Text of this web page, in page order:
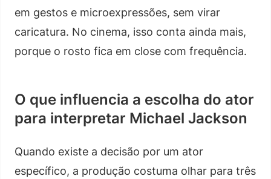
em gestos e microexpressões, sem virar
caricatura. No cinema, isso conta ainda mais,
porque o rosto fica em close com frequência.
O que influencia a escolha do ator
para interpretar Michael Jackson
Quando existe a decisão por um ator
específico, a produção costuma olhar para três